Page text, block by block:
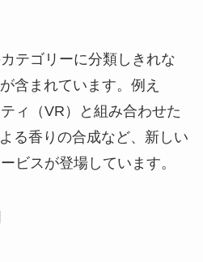
テゴリーに分類しきれな
含まれています。例え
ィ（VR）と組み合わせた
る香りの合成など、新しい
ビスが登場しています。